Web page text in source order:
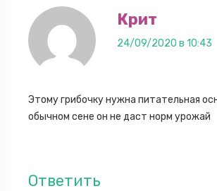
Крит
24/09/2020 в 10:43
Этому грибочку нужна питательная
обычном сене он не даст норм урожай
Ответить